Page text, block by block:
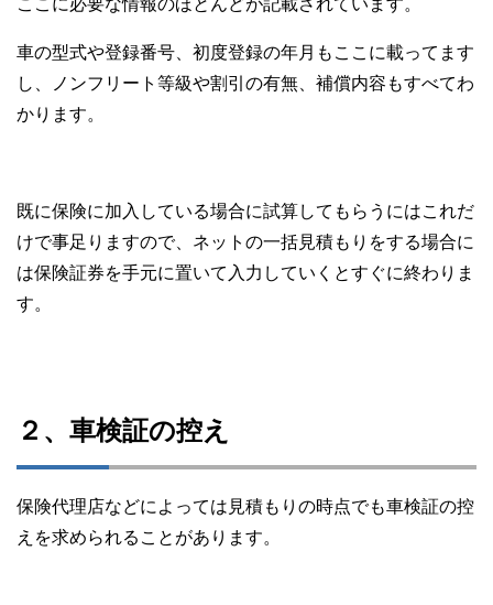
車の型式や登録番号、初度登録の年月もここに載ってます
し、ノンフリート等級や割引の有無、補償内容もすべてわ
かります。
既に保険に加入している場合に試算してもらうにはこれだ
けで事足りますので、ネットの一括見積もりをする場合に
は保険証券を手元に置いて入力していくとすぐに終わりま
す。
２、車検証の控え
保険代理店などによっては見積もりの時点でも車検証の控
えを求められることがあります。